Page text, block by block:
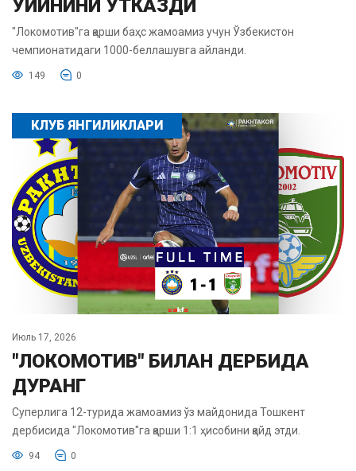
ЎЙИНИНИ ЎТКАЗДИ
"Локомотив"га қарши баҳс жамоамиз учун Ўзбекистон
чемпионатидаги 1000-беллашувга айланди.
149 0
КЛУБ ЯНГИЛИКЛАРИ
Июль 17, 2026
"ЛОКОМОТИВ" БИЛАН ДЕРБИДА
ДУРАНГ
Суперлига 12-турида жамоамиз ўз майдонида Тошкент
дербисида "Локомотив"га қарши 1:1 ҳисобини қайд этди.
94 0